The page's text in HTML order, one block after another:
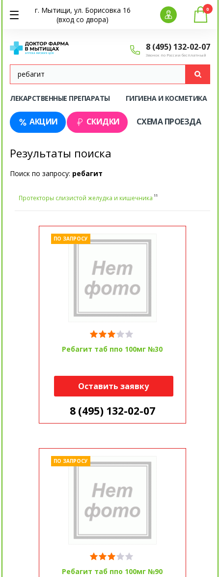
г. Мытищи, ул. Борисовка 16
(вход со двора)
8 (495) 132-02-07
Звонок по России бесплатный
0
ЛЕКАРСТВЕННЫЕ ПРЕПАРАТЫ ГИГИЕНА И КОСМЕТИКА
АКЦИИ СКИДКИ СХЕМА ПРОЕЗДА
Результаты поиска
Поиск по запросу: ребагит
Протекторы слизистой желудка и кишечника 11
Ребагит таб ппо 100мг №30
ПО ЗАПРОСУ
Оставить заявку
8 (495) 132-02-07
Ребагит таб ппо 100мг №90
ПО ЗАПРОСУ